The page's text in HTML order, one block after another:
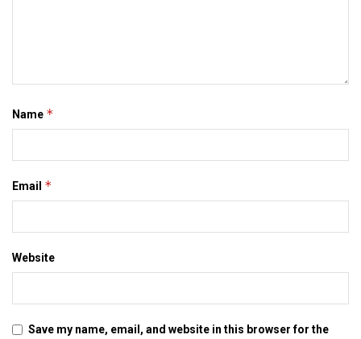
Name *
Email *
Website
Save my name, email, and website in this browser for the